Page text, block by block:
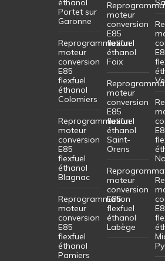
éthanol
Portet sur
Garonne
Reprogrammation
moteur
conversion
E85
flexfuel
éthanol
Colomiers
Reprogrammation
moteur
conversion
E85
flexfuel
éthanol
Blagnac
Reprogrammation
moteur
conversion
E85
flexfuel
éthanol
Pamiers
moteur
conversion
E85
flexfuel
éthanol
Foix
moteur
conversion
E85
flexfuel
éthanol
Saint-
Orens
moteur
conversion
E85
flexfuel
éthanol
Labège